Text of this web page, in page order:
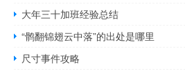
大年三十加班经验总结
“鹘翻锦翅云中落”的出处是哪里
尺寸事件攻略